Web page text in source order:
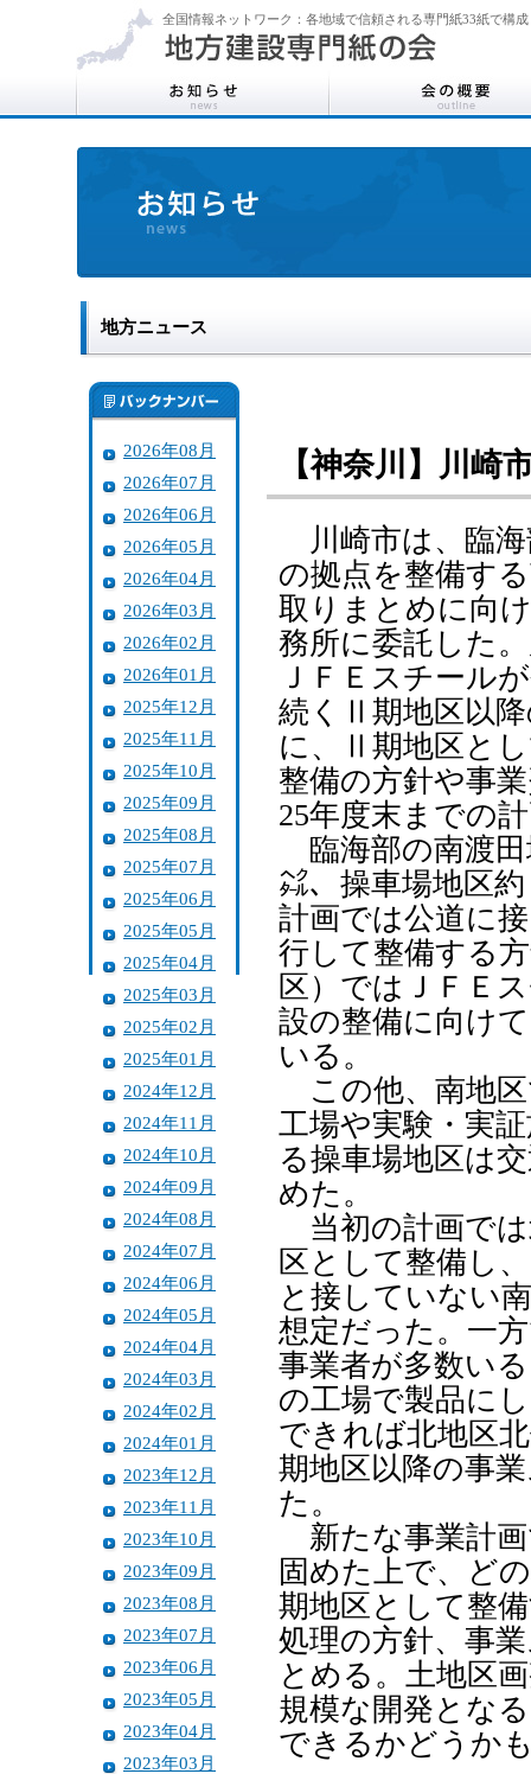
全国情報ネットワーク：各地域で信頼される専門紙33紙で構成
地方ニュース
2026年08月
2026年07月
2026年06月
2026年05月
2026年04月
2026年03月
2026年02月
2026年01月
2025年12月
2025年11月
2025年10月
2025年09月
2025年08月
2025年07月
2025年06月
2025年05月
2025年04月
2025年03月
2025年02月
2025年01月
2024年12月
2024年11月
2024年10月
2024年09月
2024年08月
2024年07月
2024年06月
2024年05月
2024年04月
2024年03月
2024年02月
2024年01月
2023年12月
2023年11月
2023年10月
2023年09月
2023年08月
2023年07月
2023年06月
2023年05月
2023年04月
2023年03月
【神奈川】川
川崎市は、臨海
の拠点を整備す
取りまとめに向
務所に委託した
ＪＦＥスチール
続くⅡ期地区以
に、Ⅱ期地区と
整備の方針や事
25年度末までの
臨海部の南渡田
㌶、操車場地区
計画では公道に
行して整備する
区）ではＪＦＥ
設の整備に向け
いる。
この他、南地区
工場や実験・実
る操車場地区は
めた。
当初の計画で
区として整備し
と接していない
想定だった。一
事業者が多数い
の工場で製品に
できれば北地区
期地区以降の事
た。
新たな事業計画
固めた上で、ど
期地区として整
処理の方針、事
とめる。土地区
規模な開発とな
できるかどうか